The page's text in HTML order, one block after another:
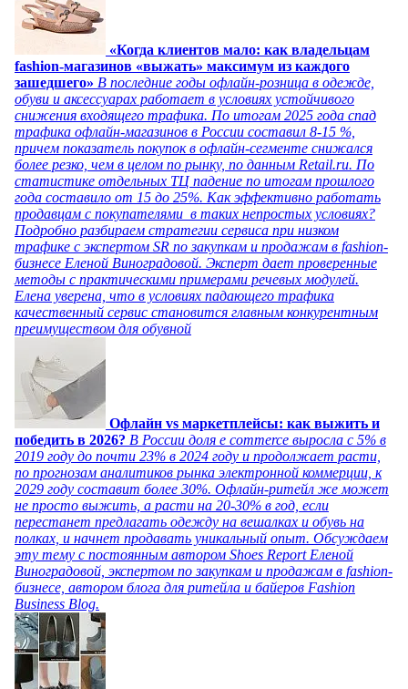
«Когда клиентов мало: как владельцам
fashion-магазинов «выжать» максимум из каждого
зашедшего» В последние годы офлайн-розница в одежде,
обуви и аксессуарах работает в условиях устойчивого
снижения входящего трафика. По итогам 2025 года спад
трафика офлайн-магазинов в России составил 8-15 %,
причем показатель покупок в офлайн-сегменте снижался
более резко, чем в целом по рынку, по данным Retail.ru. По
статистике отдельных ТЦ падение по итогам прошлого
года составило от 15 до 25%. Как эффективно работать
продавцам с покупателями в таких непростых условиях?
Подробно разбираем стратегии сервиса при низком
трафике с экспертом SR по закупкам и продажам в fashion-
бизнесе Еленой Виноградовой. Эксперт дает проверенные
методы с практическими примерами речевых модулей.
Елена уверена, что в условиях падающего трафика
качественный сервис становится главным конкурентным
преимуществом для обувной
Офлайн vs маркетплейсы: как выжить и
победить в 2026? В России доля e commerce выросла с 5% в
2019 году до почти 23% в 2024 году и продолжает расти,
по прогнозам аналитиков рынка электронной коммерции, к
2029 году составит более 30%. Офлайн-ритейл же может
не просто выжить, а расти на 20-30% в год, если
перестанет предлагать одежду на вешалках и обувь на
полках, и начнет продавать уникальный опыт. Обсуждаем
эту тему с постоянным автором Shoes Report Еленой
Виноградовой, экспертом по закупкам и продажам в fashion-
бизнесе, автором блога для ритейла и байеров Fashion
Business Blog.